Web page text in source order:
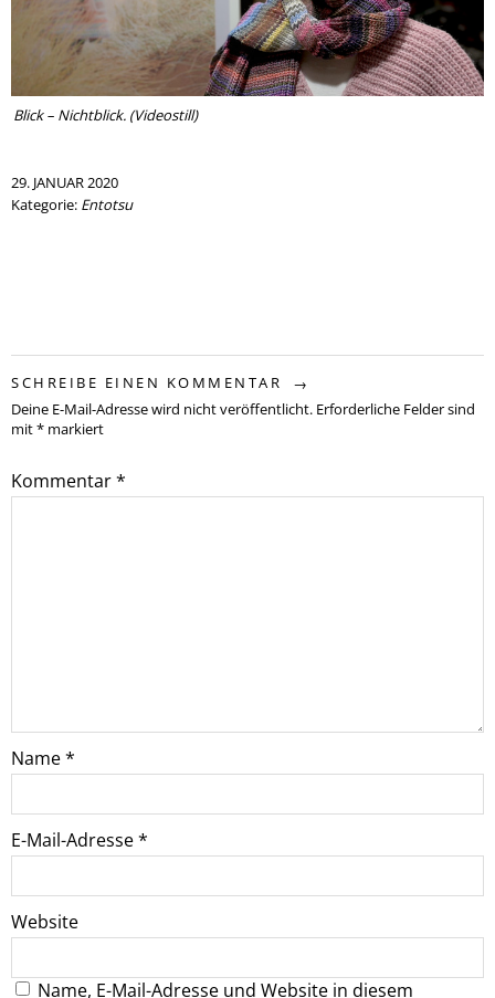
Blick – Nichtblick. (Videostill)
29. JANUAR 2020
Kategorie: Entotsu
SCHREIBE EINEN KOMMENTAR
Deine E-Mail-Adresse wird nicht veröffentlicht. Erforderliche Felder sind
mit* markiert
Kommentar*
Name*
E-Mail-Adresse*
Website
Name, E-Mail-Adresse und Website in diesem